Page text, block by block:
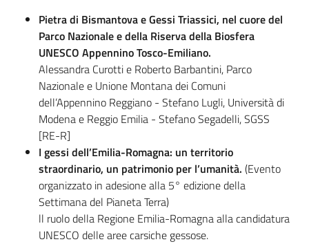
Contatti
Archivio
cartografico
Menu selezionato
Geoportale
Pietra di Bismantova e Gessi Triassici, nel cuore del
Parco Nazionale e della Riserva della Biosfera
UNESCO Appennino Tosco-Emiliano.
Alessandra Curotti e Roberto Barbantini, Parco
Nazionale e Unione Montana dei Comuni
dell’Appennino Reggiano - Stefano Lugli, Università di
Modena e Reggio Emilia - Stefano Segadelli, SGSS
[RE-R]
I gessi dell’Emilia-Romagna: un territorio
straordinario, un patrimonio per l’umanità. (Evento
organizzato in adesione alla 5° edizione della
Settimana del Pianeta Terra)
ll ruolo della Regione Emilia-Romagna alla candidatura
UNESCO delle aree carsiche gessose.